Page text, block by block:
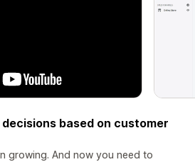
based on customer
growing. And now you need to